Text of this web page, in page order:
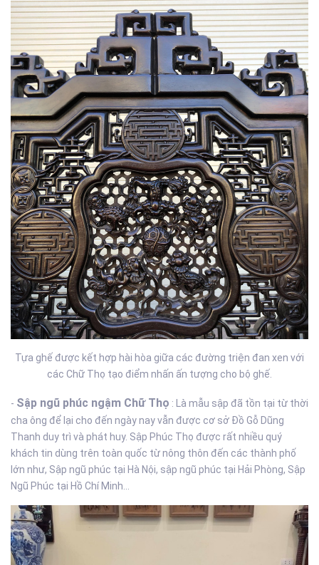
Tựa ghế được kết hợp hài hòa giữa các đường triện đan xen với
các Chữ Thọ tạo điểm nhấn ấn tượng cho bộ ghế.
- Sập ngũ phúc ngậm Chữ Thọ : Là mẫu sập đã tồn tại từ thời
cha ông để lại cho đến ngày nay vẫn được cơ sở Đồ Gỗ Dũng
Thanh duy trì và phát huy. Sập Phúc Thọ được rất nhiều quý
khách tin dùng trên toàn quốc từ nông thôn đến các thành phố
lớn như, Sập ngũ phúc tại Hà Nội, sập ngũ phúc tại Hải Phòng, Sập
Ngũ Phúc tại Hồ Chí Minh...